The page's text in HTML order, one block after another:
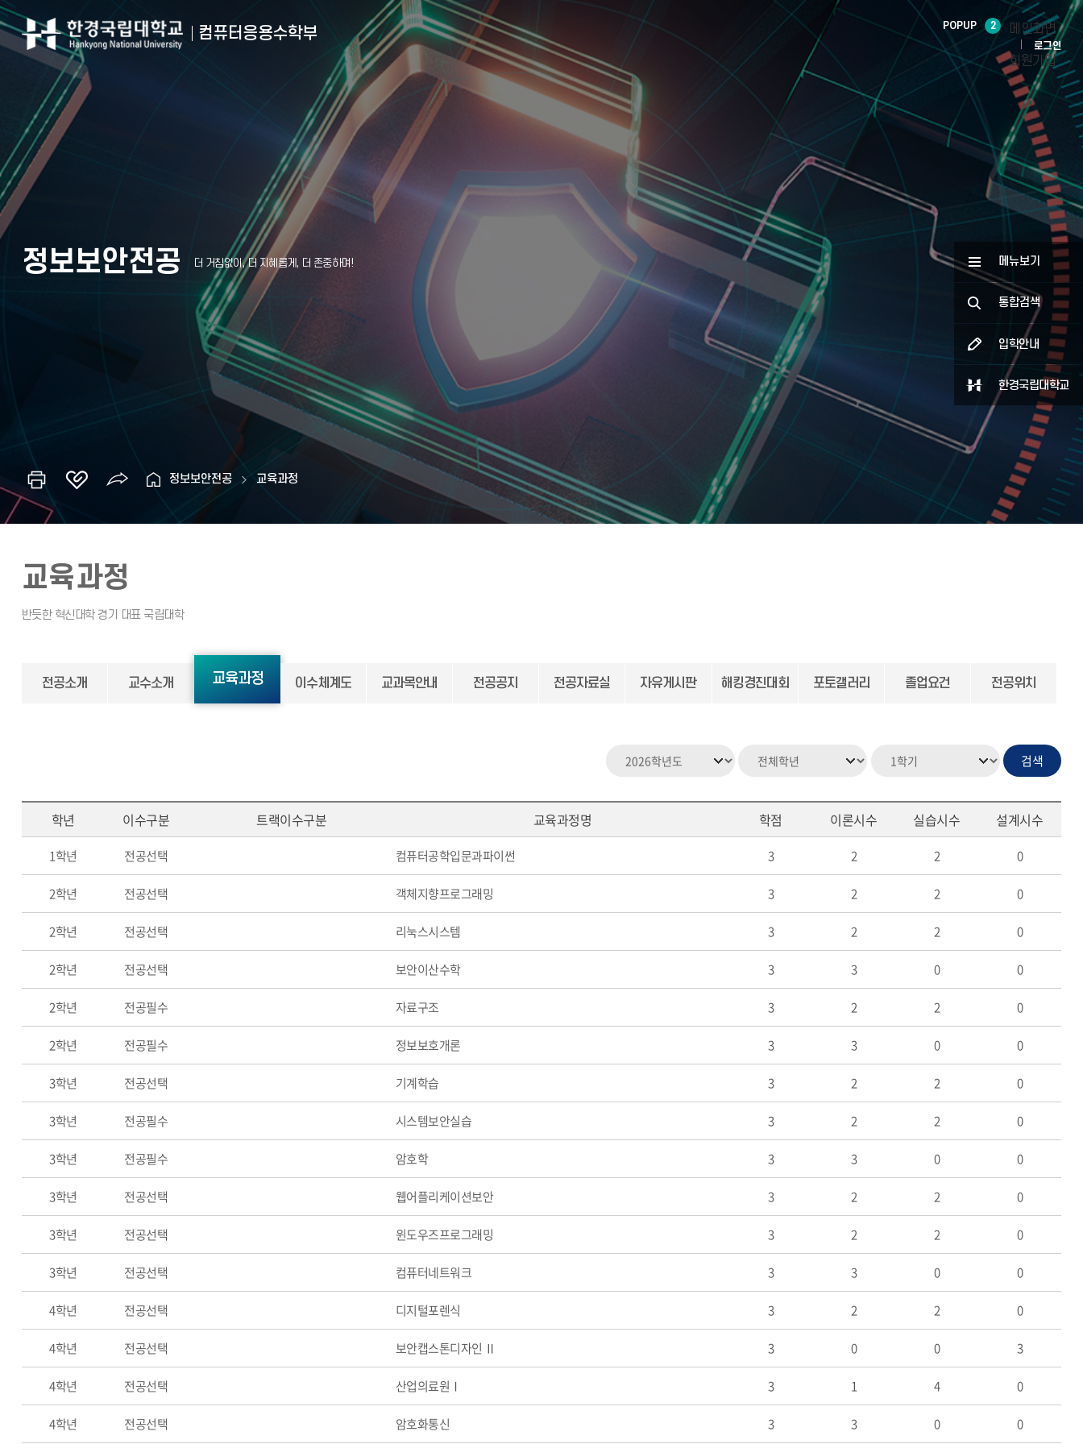
컴퓨터응용수학부 POPUP 2 메인화면
로그인
회원가입
메뉴보기
통합검색
입학안내
한경국립대학교
정보보안전공
정보보안전공 교육과정
교육과정
전공소개 교수소개 교육과정 이수체계도 교과목안내 전공공지 전공자료실 자유게시판 해킹경진대회 포토갤러리 졸업요건 전공위치
학년 이수구분 트랙이수구분 교육과정명 학점 이론시수 실습시수 설계시수
1학년 전공선택 컴퓨터공학입문과파이썬 3 2 2 0
2학년 전공선택 객체지향프로그래밍 3 2 2 0
2학년 전공선택 리눅스시스템 3 2 2 0
2학년 전공선택 보안이산수학 3 3 0 0
2학년 전공필수 자료구조 3 2 2 0
2학년 전공필수 정보보호개론 3 3 0 0
3학년 전공선택 기계학습 3 2 2 0
3학년 전공필수 시스템보안실습 3 2 2 0
3학년 전공필수 암호학 3 3 0 0
3학년 전공선택 웹어플리케이션보안 3 2 2 0
3학년 전공선택 윈도우즈프로그래밍 3 2 2 0
3학년 전공선택 컴퓨터네트워크 3 3 0 0
4학년 전공선택 디지털포렌식 3 2 2 0
4학년 전공선택 보안캡스톤디자인 Ⅱ 3 0 0 3
4학년 전공선택 산업의료원Ⅰ 3 1 4 0
4학년 전공선택 암호화통신 3 3 0 0